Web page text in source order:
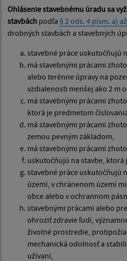
Ohlásenie stavebnému úradu sa
stavbách podľa § 2 ods. 4 písm. a)
drobných stavbách a stavebných
stavebné práce uskutočňujú
má stavebnými prácami
alebo terénne úpravy na
vzdialenosti menšej ako 2 m
má stavebnými prácami
ktorá je predmetom
má stavebnými prácami
zemou pevným základom,
má stavebnými prácami
uskutočňujú na stavbe,
stavebné práce uskutočňujú
území, v chránenom území
obce alebo v ochrannom
stavebnými prácami alebo
ohroziť zdravie ľudí,
životné prostredie,
mechanická odolnosť a
užívaní,